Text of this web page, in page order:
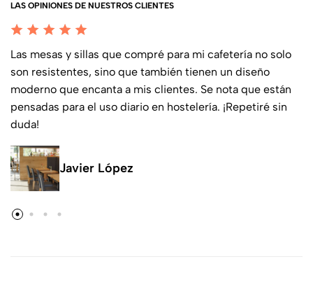
LAS OPINIONES DE NUESTROS CLIENTES
Las mesas y sillas que compré para mi cafetería no solo
son resistentes, sino que también tienen un diseño
moderno que encanta a mis clientes. Se nota que están
pensadas para el uso diario en hostelería. ¡Repetiré sin
duda!
Javier López